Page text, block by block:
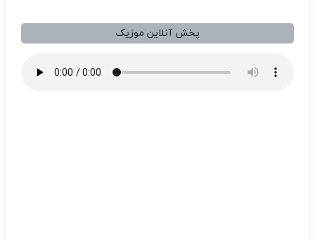
پخش آنلاین موزیک